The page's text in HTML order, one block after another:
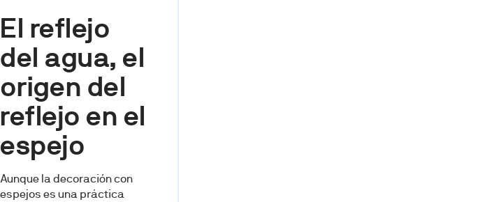
El reflejo
del agua, el
origen del
reflejo en el
espejo
Aunque la decoración con
espejos es una práctica